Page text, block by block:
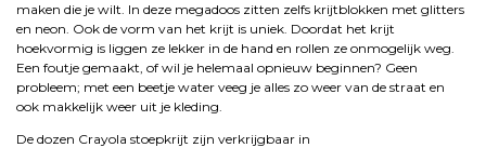
maken die je wilt. In deze megadoos zitten zelfs krijtblokken met glitters
en neon. Ook de vorm van het krijt is uniek. Doordat het krijt
hoekvormig is liggen ze lekker in de hand en rollen ze onmogelijk weg.
Een foutje gemaakt, of wil je helemaal opnieuw beginnen? Geen
probleem; met een beetje water veeg je alles zo weer van de straat en
ook makkelijk weer uit je kleding.
De dozen Crayola stoepkrijt zijn verkrijgbaar in